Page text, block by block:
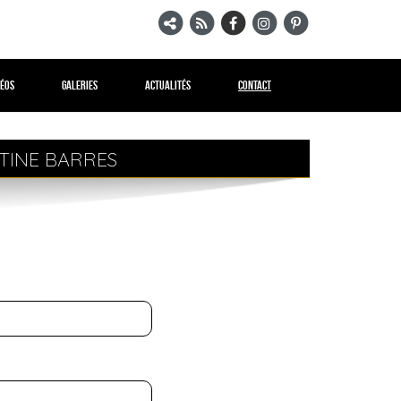
Galeries Actualités Contact
BARRES